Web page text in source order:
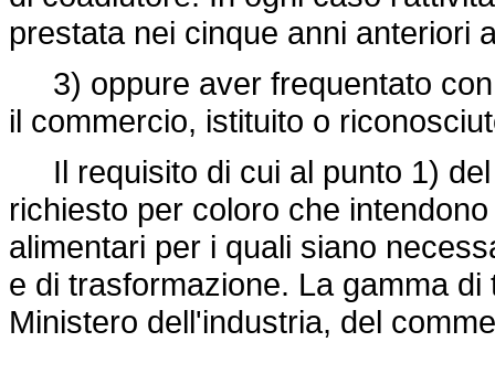
prestata nei cinque anni anteriori
3) oppure aver frequentato
il commercio, istituito o
Il requisito di cui al punto 1)
richiesto per coloro che
alimentari per i quali siano
e di trasformazione. La gamma
Ministero dell'industria, del